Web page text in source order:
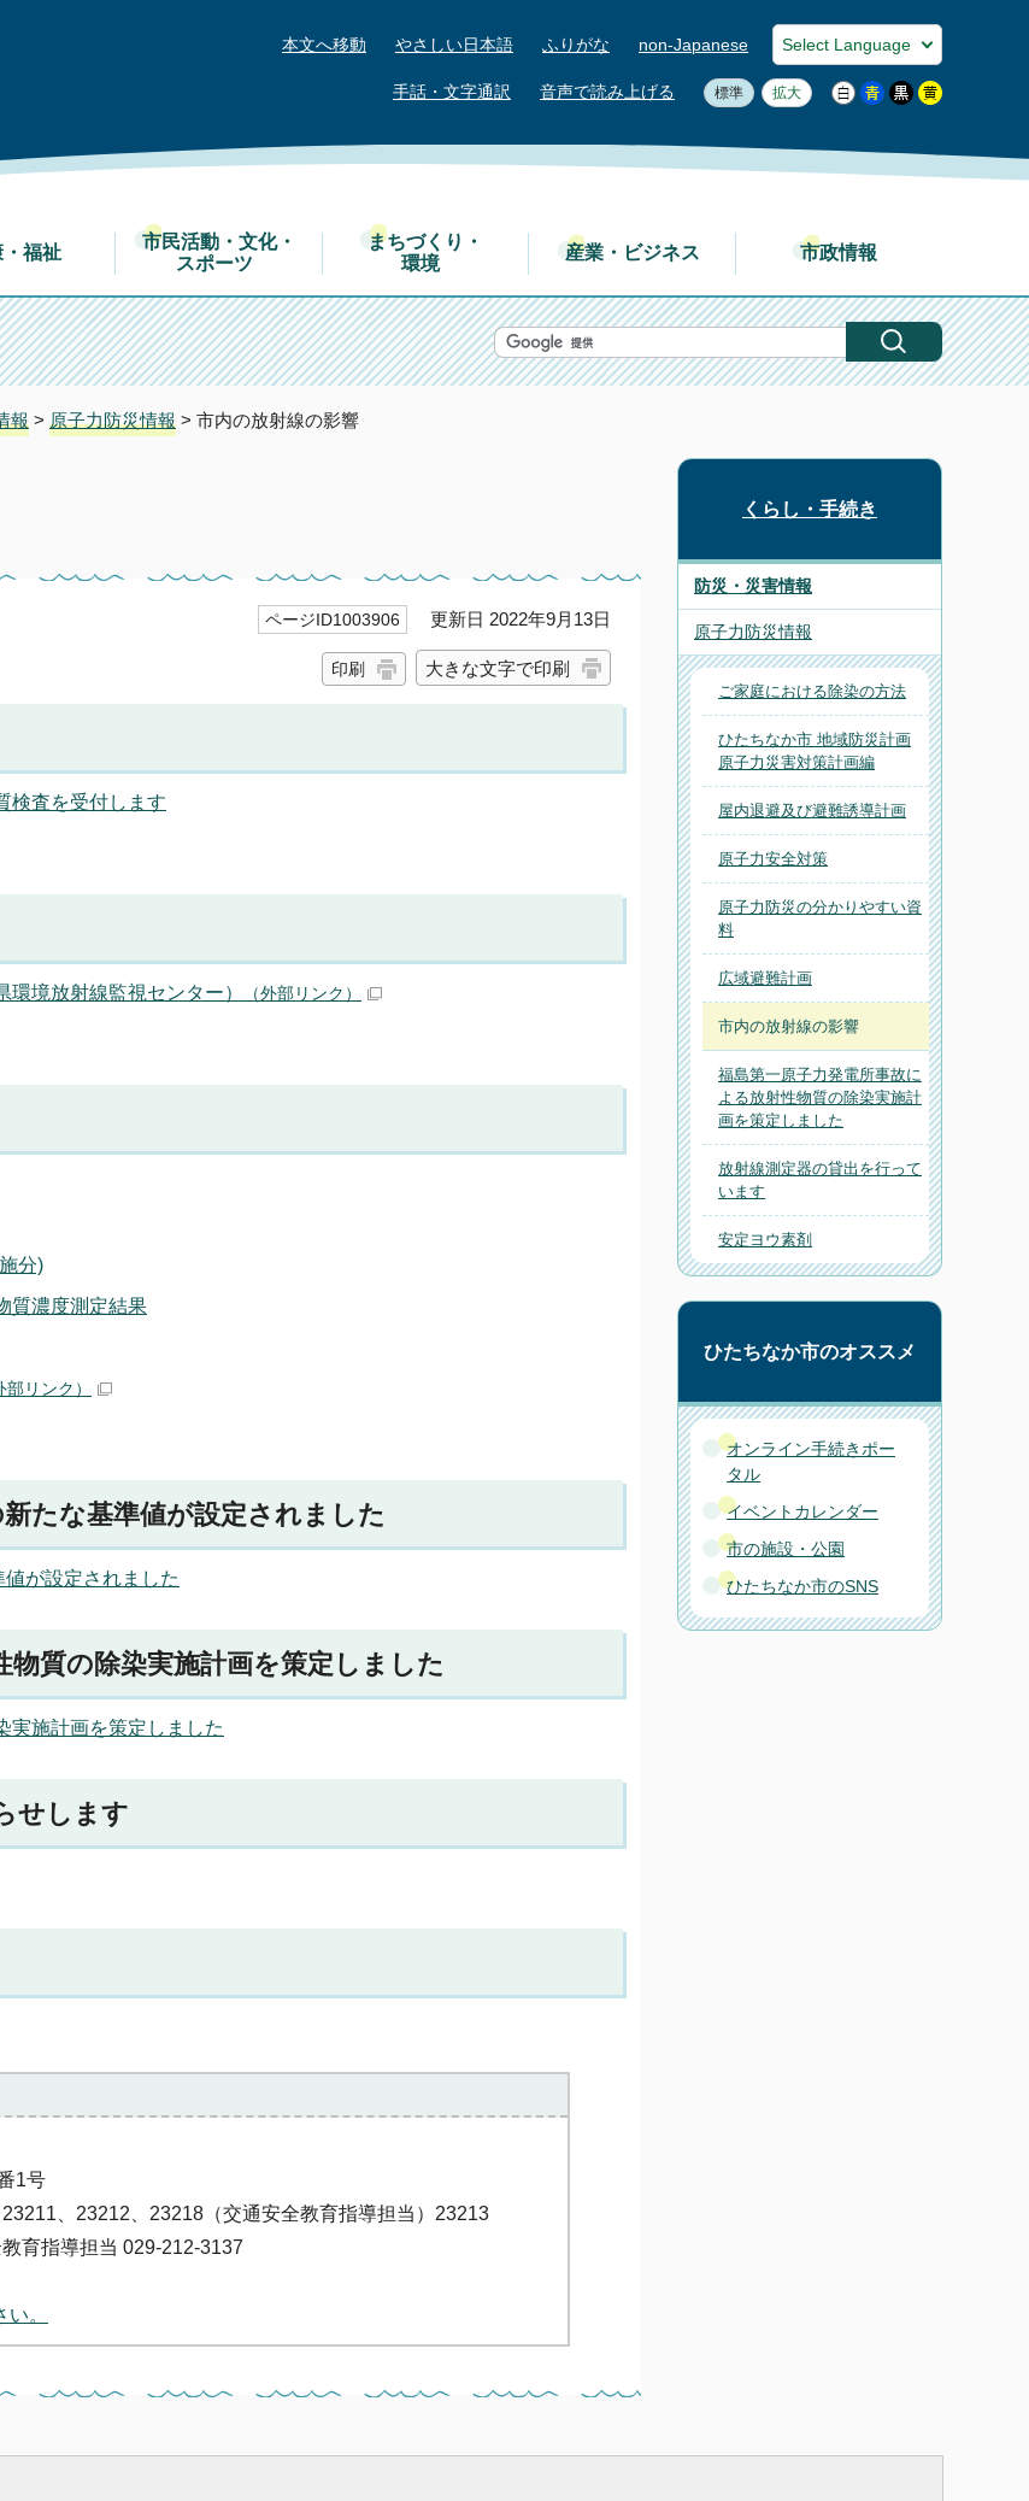
本文へ移動 やさしい日本語 ふりがな non-Japanese
手話・文字通訳 音声で読み上げる 標準 拡大
・福祉
市民活動・文化・
スポーツ
まちづくり・
環境
産業・ビジネス 市政情報
報 > 原子力防災情報 > 市内の放射線の影響
ページID1003906 更新日 2022年9月13日
印刷 大きな文字で印刷
検査を受付します
境放射線監視センター） （外部リンク）
分)
質濃度測定結果
部リンク）
たな基準値が設定されました
が設定されました
質の除染実施計画を策定しました
実施計画を策定しました
せします
1号
、23212、23218（交通安全教育指導担当）23213
育指導担当 029-212-3137
。
くらし・手続き
防災・災害情報
原子力防災情報
ご家庭における除染の方法
ひたちなか市 地域防災計画
原子力災害対策計画編
屋内退避及び避難誘導計画
原子力安全対策
原子力防災の分かりやすい資
料
広域避難計画
市内の放射線の影響
福島第一原子力発電所事故に
よる放射性物質の除染実施計
画を策定しました
放射線測定器の貸出を行って
います
安定ヨウ素剤
ひたちなか市のオススメ
オンライン手続きポー
タル
イベントカレンダー
市の施設・公園
ひたちなか市のSNS